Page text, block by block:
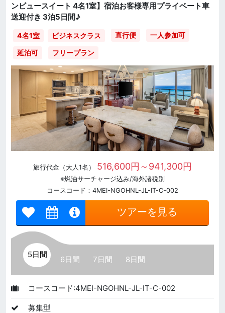
ンビュースイート 4名1室】宿泊お客様専用プライベート車
送迎付き 3泊5日間♪
4名1室 ビジネスクラス 直行便 一人参加可
延泊可 フリープラン
旅行代金（大人1名） 516,600円～941,300円
※燃油サーチャージ込み/海外諸税別
コースコード：4MEI-NGOHNL-JL-IT-C-002
ツアーを見る
5日間
6日間 7日間 8日間
コースコード:4MEI-NGOHNL-JL-IT-C-002
募集型